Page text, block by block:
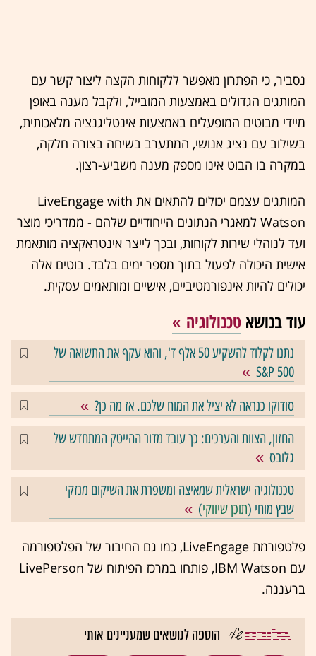
נסביר, כי הפתרון מאפשר ללקוחות הקצה ליצור קשר עם
המותגים הגדולים באמצעות המובייל, ולקבל מענה באופן
מיידי מבוטים המופעלים באמצעות אינטליגנציה מלאכותית,
בשילוב עם נציג אנושי, המתערב בשיחה בצורה חלקה,
במקרה בו הבוט אינו מספק מענה משביע-רצון.
המותגים עצמם יכולים להתאים את LiveEngage with
Watson למאגרי הנתונים הייחודיים שלהם - ממדריכי מוצר
ועד לנוהלי שירות לקוחות, ובכך לייצר אינטראקציה מותאמת
אישית היכולה לפעול בתוך מספר ימים בלבד. בוטים אלה
יכולים להיות אינפורמטיביים, אישיים ומותאמים עסקית.
עוד בנושא טכנולוגיה
נתנו לקלוד להשקיע 50 אלף ד', והוא עקף את התשואה של
S&P 500
סודוקו כנראה לא יציל את המוח שלכם. אז מה כן?
החזון, הצוות והערכים: כך עובד מדור ההייטק המתחדש של
גלובס
טכנולוגיה ישראלית שמאיצה ומשפרת את השיקום מנזקי
שבץ מוחי (תוכן שיווקי)
פלטפורמת LiveEngage, כמו גם החיבור של הפלטפורמה
עם IBM Watson, פותחו במרכז הפיתוח של LivePerson
ברעננה.
הוספה לנושאים שמעניינים אותי